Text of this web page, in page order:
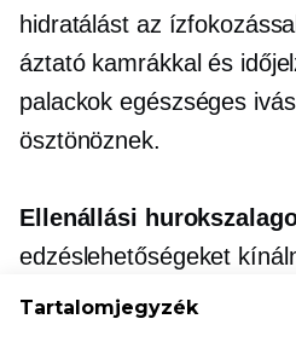
hidratálást az
áztató kamrákkal és
palackok egészséges
ösztönöznek.
Ellenállási
edzéslehetőségeket
csomagokban. A több
Tartalomjegyzék